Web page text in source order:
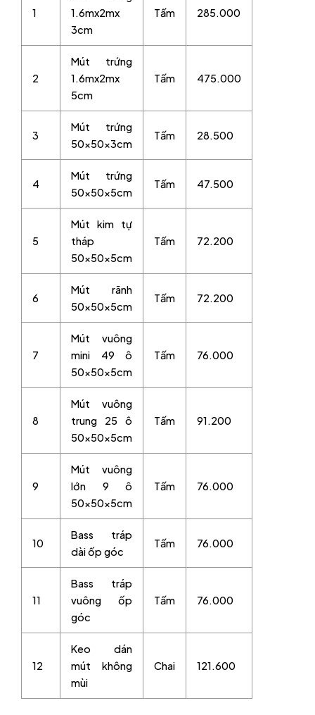
1
1.6mx2mx
3cm
Tấm 285.000
2
Mút trứng
1.6mx2mx
5cm
Tấm 475.000
3
Mút trứng
50x50x3cm
Tấm 28.500
4
Mút trứng
50x50x5cm
Tấm 47.500
5
Mút kim tự
tháp
50x50x5cm
Tấm 72.200
6
Mút rãnh
50x50x5cm
Tấm 72.200
7
Mút vuông
mini 49 ô
50x50x5cm
Tấm 76.000
8
Mút vuông
trung 25 ô
50x50x5cm
Tấm 91.200
9
Mút vuông
lớn 9 ô
50x50x5cm
Tấm 76.000
10
Bass tráp
dài ốp góc
Tấm 76.000
11
Bass tráp
vuông ốp
góc
Tấm 76.000
12
Keo dán
mút không
mùi
Chai 121.600